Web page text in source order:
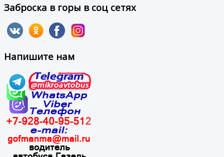
Заброска в горы в соц сетях
Напишите нам